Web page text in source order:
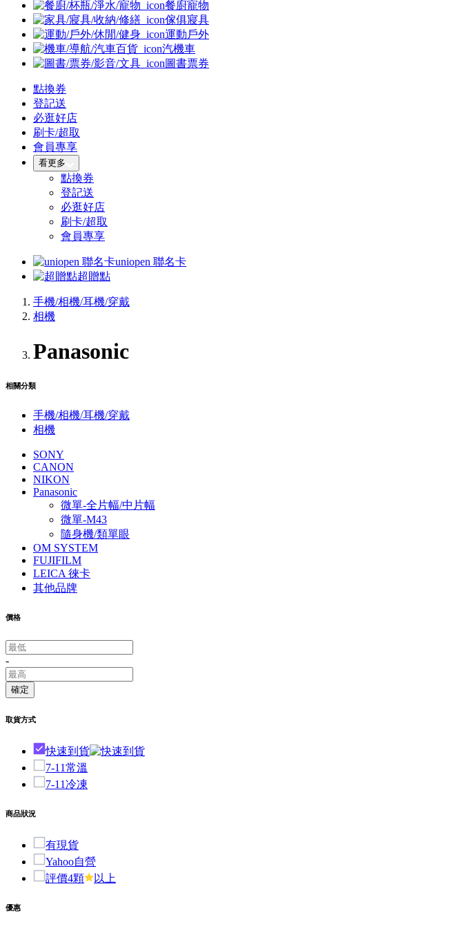
餐廚寵物
傢俱寢具
運動戶外
汽機車
圖書票券
點換券
登記送
必逛好店
刷卡/超取
會員專享
看更多
點換券
登記送
必逛好店
刷卡/超取
會員專享
uniopen 聯名卡
超贈點
手機/相機/耳機/穿戴
相機
Panasonic
相關分類
手機/相機/耳機/穿戴
相機
SONY
CANON
NIKON
Panasonic
微單-全片幅/中片幅
微單-M43
隨身機/類單眼
OM SYSTEM
FUJIFILM
LEICA 徠卡
其他品牌
價格
-
確定
取貨方式
快速到貨
7-11常溫
7-11冷凍
商品狀況
有現貨
Yahoo自營
評價4顆
以上
優惠